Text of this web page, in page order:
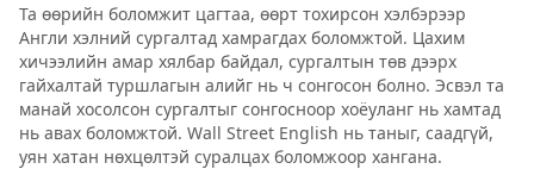
Та өөрийн боломжит цагтаа, өөрт тохирсон хэлбэрээр
Англи хэлний сургалтад хамрагдах боломжтой. Цахим
хичээлийн амар хялбар байдал, сургалтын төв дээрх
гайхалтай туршлагын алийг нь ч сонгосон болно. Эсвэл та
манай хосолсон сургалтыг сонгосноор хоёуланг нь хамтад
нь авах боломжтой. Wall Street English нь таныг, саадгүй,
уян хатан нөхцөлтэй суралцах боломжоор хангана.